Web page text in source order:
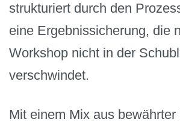
strukturiert durch den
eine Ergebnissicherung, die
Workshop nicht in der
verschwindet.
Mit einem Mix aus bewährter